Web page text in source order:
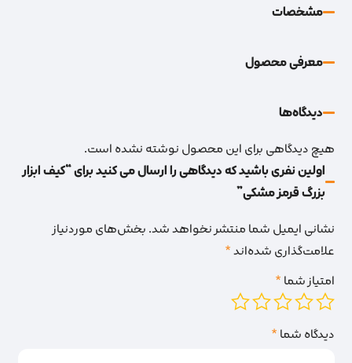
مشخصات
معرفی محصول
دیدگاه‌‌ها
هیچ دیدگاهی برای این محصول نوشته نشده است.
اولین نفری باشید که دیدگاهی را ارسال می کنید برای “کیف ابزار
بزرگ قرمز مشکی”
نشانی ایمیل شما منتشر نخواهد شد.بخش‌های موردنیاز
علامت‌گذاری شده‌اند*
امتیاز شما*
دیدگاه شما*